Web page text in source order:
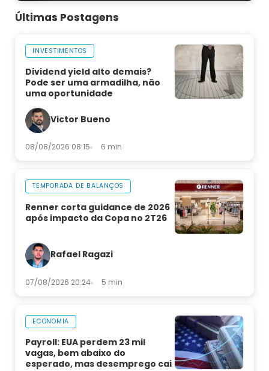
Últimas Postagens
INVESTIMENTOS
Dividend yield alto demais?
Pode ser uma armadilha, não
uma oportunidade
Victor Bueno
08/08/2026 08:15 6 min
TEMPORADA DE BALANÇOS
Renner corta guidance de 2026
após impacto da Copa no 2T26
Rafael Ragazi
07/08/2026 20:24 5 min
ECONOMIA
Payroll: EUA perdem 23 mil
vagas, bem abaixo do
esperado, mas desemprego cai